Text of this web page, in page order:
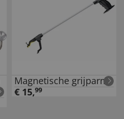
Magnetische grijparm
€ 15,99